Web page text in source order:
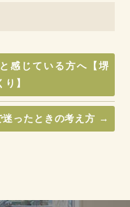
感じている方へ【堺
】
迷ったときの考え方 →